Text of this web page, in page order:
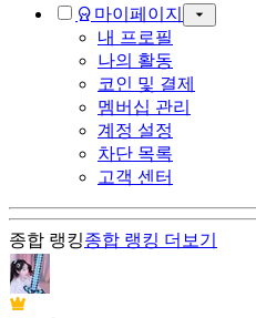
마이페이지
내 프로필
나의 활동
코인 및 결제
멤버십 관리
계정 설정
차단 목록
고객 센터
종합 랭킹종합 랭킹 더보기